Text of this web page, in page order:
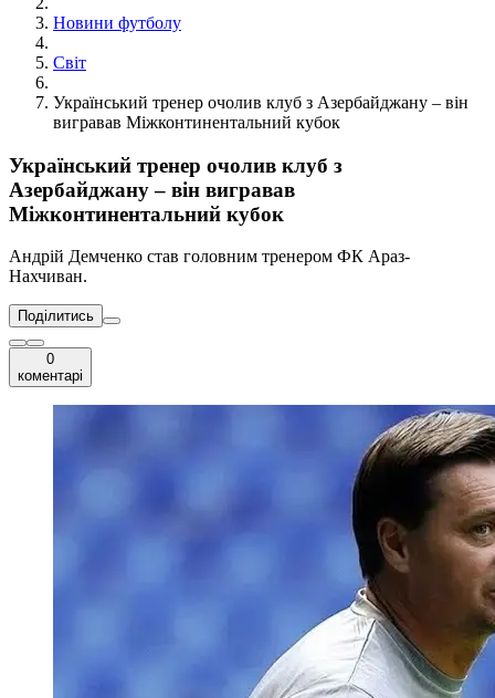
Новини футболу
Світ
Український тренер очолив клуб з Азербайджану – він
вигравав Міжконтинентальний кубок
Український тренер очолив клуб з
Азербайджану – він вигравав
Міжконтинентальний кубок
Андрій Демченко став головним тренером ФК Араз-
Нахчиван.
Поділитись
0
коментарі